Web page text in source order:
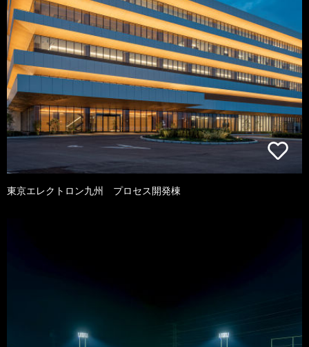
東京エレクトロン九州 プロセス開発棟